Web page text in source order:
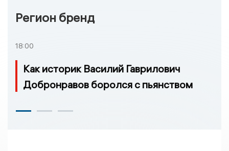
Регион бренд
18:00
Как историк Василий Гаврилович
Добронравов боролся с пьянством